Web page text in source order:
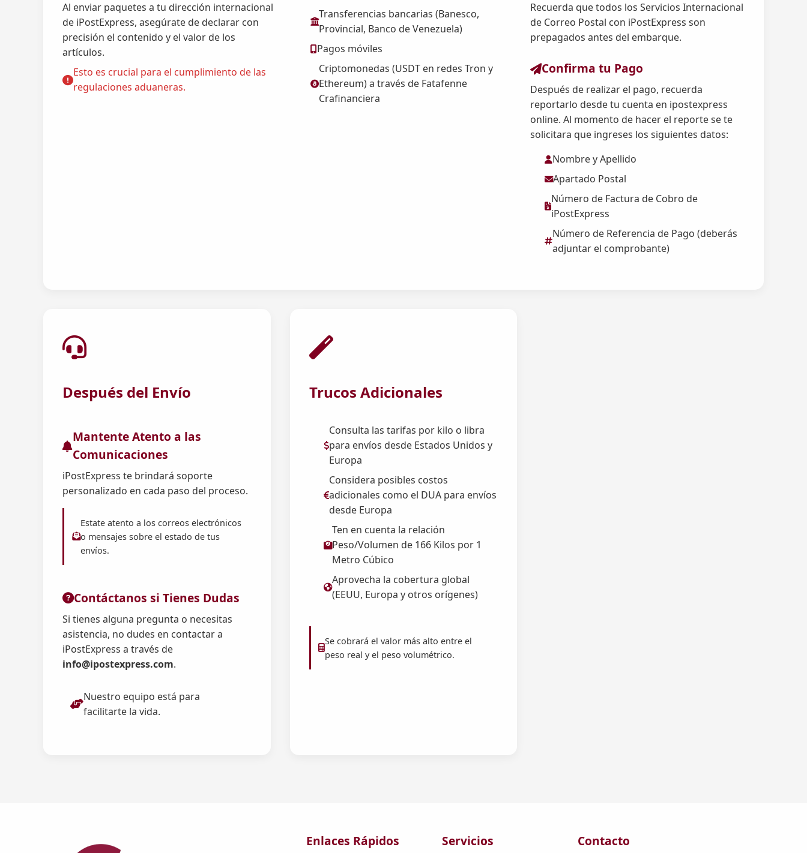
Al enviar paquetes a tu dirección internacional
de iPostExpress, asegúrate de declarar con
precisión el contenido y el valor de los
artículos.
Esto es crucial para el cumplimiento de las
regulaciones aduaneras.
Transferencias bancarias (Banesco,
Provincial, Banco de Venezuela)
Pagos móviles
Criptomonedas (USDT en redes Tron y
Ethereum) a través de Fatafenne
Crafinanciera
Recuerda que todos los Servicios Internacional
de Correo Postal con iPostExpress son
prepagados antes del embarque.
Confirma tu Pago
Después de realizar el pago, recuerda
reportarlo desde tu cuenta en ipostexpress
online. Al momento de hacer el reporte se te
solicitara que ingreses los siguientes datos:
Nombre y Apellido
Apartado Postal
Número de Factura de Cobro de
iPostExpress
Número de Referencia de Pago (deberás
adjuntar el comprobante)
Después del Envío
Mantente Atento a las
Comunicaciones
iPostExpress te brindará soporte
personalizado en cada paso del proceso.
Estate atento a los correos electrónicos
o mensajes sobre el estado de tus
envíos.
Contáctanos si Tienes Dudas
Si tienes alguna pregunta o necesitas
asistencia, no dudes en contactar a
iPostExpress a través de
info@ipostexpress.com.
Nuestro equipo está para
facilitarte la vida.
Trucos Adicionales
Consulta las tarifas por kilo o libra
para envíos desde Estados Unidos y
Europa
Considera posibles costos
adicionales como el DUA para envíos
desde Europa
Ten en cuenta la relación
Peso/Volumen de 166 Kilos por 1
Metro Cúbico
Aprovecha la cobertura global
(EEUU, Europa y otros orígenes)
Se cobrará el valor más alto entre el
peso real y el peso volumétrico.
Enlaces Rápidos Servicios Contacto